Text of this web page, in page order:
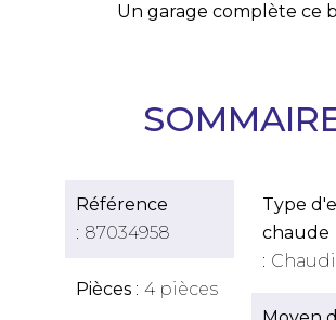
Un garage complète ce
Référence
87034958
Pièces 4 pièces
Type
chaude